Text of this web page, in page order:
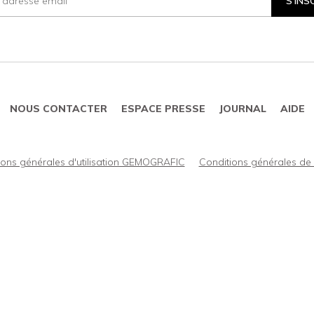
NOUS CONTACTER ESPACE PRESSE JOURNAL AIDE
générales d'utilisation GEMOGRAFIC Conditions générales de